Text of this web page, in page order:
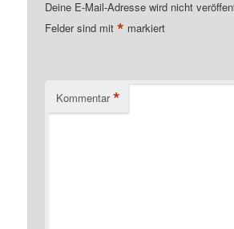
Deine E-Mail-Adresse wird nicht
Felder sind mit* markiert
Kommentar *